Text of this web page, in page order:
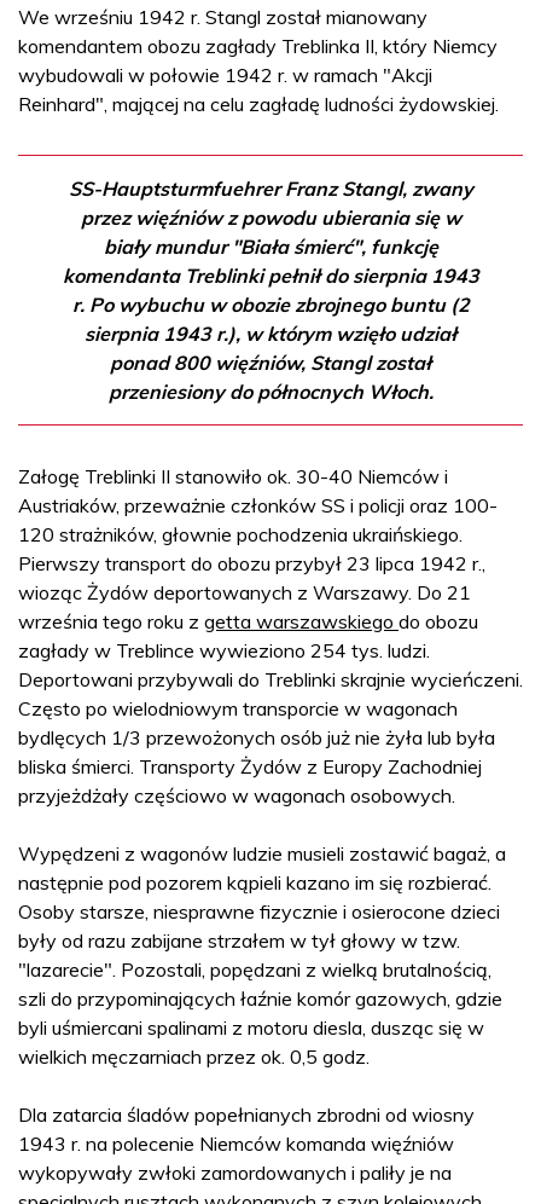
We wrześniu 1942 r. Stangl został mianowany
komendantem obozu zagłady Treblinka II, który Niemcy
wybudowali w połowie 1942 r. w ramach "Akcji
Reinhard", mającej na celu zagładę ludności żydowskiej.
SS-Hauptsturmfuehrer Franz Stangl, zwany
przez więźniów z powodu ubierania się w
biały mundur "Biała śmierć", funkcję
komendanta Treblinki pełnił do sierpnia 1943
r. Po wybuchu w obozie zbrojnego buntu (2
sierpnia 1943 r.), w którym wzięło udział
ponad 800 więźniów, Stangl został
przeniesiony do północnych Włoch.
Załogę Treblinki II stanowiło ok. 30-40 Niemców i
Austriaków, przeważnie członków SS i policji oraz 100-
120 strażników, głownie pochodzenia ukraińskiego.
Pierwszy transport do obozu przybył 23 lipca 1942 r.,
wioząc Żydów deportowanych z Warszawy. Do 21
września tego roku z getta warszawskiego do obozu
zagłady w Treblince wywieziono 254 tys. ludzi.
Deportowani przybywali do Treblinki skrajnie wycieńczeni.
Często po wielodniowym transporcie w wagonach
bydlęcych 1/3 przewożonych osób już nie żyła lub była
bliska śmierci. Transporty Żydów z Europy Zachodniej
przyjeżdżały częściowo w wagonach osobowych.
Wypędzeni z wagonów ludzie musieli zostawić bagaż, a
następnie pod pozorem kąpieli kazano im się rozbierać.
Osoby starsze, niesprawne fizycznie i osierocone dzieci
były od razu zabijane strzałem w tył głowy w tzw.
"lazarecie". Pozostali, popędzani z wielką brutalnością,
szli do przypominających łaźnie komór gazowych, gdzie
byli uśmiercani spalinami z motoru diesla, dusząc się w
wielkich męczarniach przez ok. 0,5 godz.
Dla zatarcia śladów popełnianych zbrodni od wiosny
1943 r. na polecenie Niemców komanda więźniów
wykopywały zwłoki zamordowanych i paliły je na